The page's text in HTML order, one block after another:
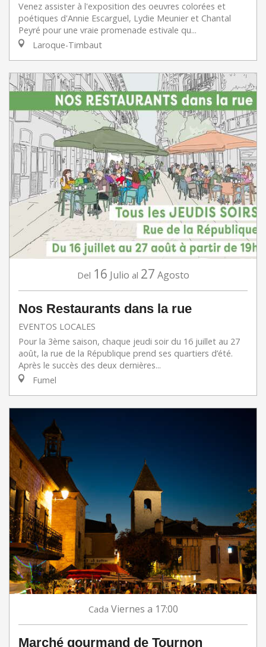
Venez assister à l'exposition des oeuvres colorées et
poétiques d'Annie Escarguel, Lydie Meunier et Chantal
Peyré pour une vraie promenade estivale qu...
Laroque-Timbaut
Del 16 Julio al 27 Agosto
Nos Restaurants dans la rue
EVENTOS LOCALES
Pour la 3ème saison, chaque jeudi soir du 16 juillet au 27
août, la rue de la République prend ses quartiers d’été.
Après le succès des deux dernières...
Fumel
Cada Viernes a 17:00
Marché gourmand de Tournon